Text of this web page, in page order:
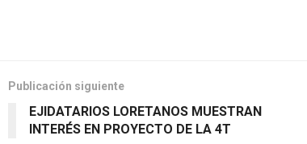
Publicación siguiente
EJIDATARIOS LORETANOS MUESTRAN
INTERÉS EN PROYECTO DE LA 4T